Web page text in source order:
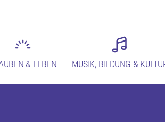
& LEBEN MUSIK, BILDUNG &